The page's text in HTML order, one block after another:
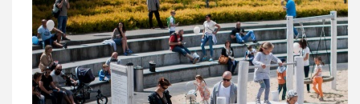
За нас +
Контакт
Заявка на каталог
LarsLaj Worldwide